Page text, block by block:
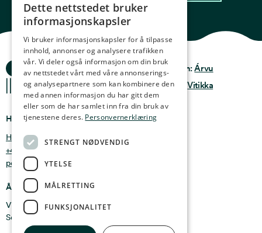
Ocean Stories
Hvor finner du oss
Holmen 4b, 9750 Honningsvåg, Norge
+47 47 99 00 95
post@oceanstories.no
Åpningstider
Vintersesong 1. nov - 30. april: Man - søn 10-16
Sommersesong 1. mai - 31. okt: Man - søn 10-18
Privacy & Policy
Terms & conditions
Design:Árvu
Kode:Vitikka
NORWEGIAN
GERMAN
FRENCH
SPANISH
FINNISH
Dette nettstedet bruker
informasjonskapsler
Vi bruker informasjonskapsler for å tilpasse
innhold, annonser og analysere trafikken
vår. Vi deler også informasjon om din bruk
av nettstedet vårt med våre annonserings-
og analysepartnere som kan kombinere den
med annen informasjon du har gitt dem
eller som de har samlet inn fra din bruk av
tjenestene deres. Personvernerklæring
STRENGT NØDVENDIG
YTELSE
MÅLRETTING
FUNKSJONALITET